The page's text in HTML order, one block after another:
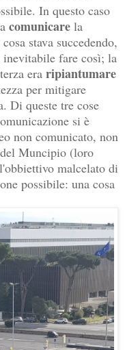
In questo caso
comunicare la
stava succedendo,
inevitabile fare così; la
era ripiantumare
per mitigare
Di queste tre cose
si è
non comunicato, non
Muncipio (loro
malcelato di
possibile: una cosa